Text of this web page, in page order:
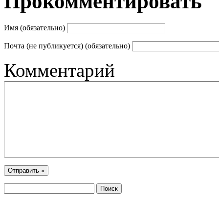
Имя (обязательно)
Почта (не публикуется) (обязательно)
Комментарий